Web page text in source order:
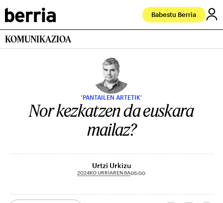
Babestu Berria
KOMUNIKAZIOA
'PANTAILEN ARTETIK'
Nor kezkatzen da euskara
mailaz?
Urtzi Urkizu
2024KO URRIAREN 6A05:00